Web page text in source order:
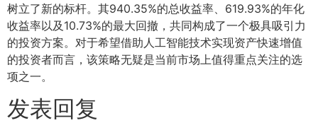
树立了新的标杆。其940.35%的总收益率、619.93%的年化
收益率以及10.73%的最大回撤，共同构成了一个极具吸引力
的投资方案。对于希望借助人工智能技术实现资产快速增值
的投资者而言，该策略无疑是当前市场上值得重点关注的选
项之一。
发表回复